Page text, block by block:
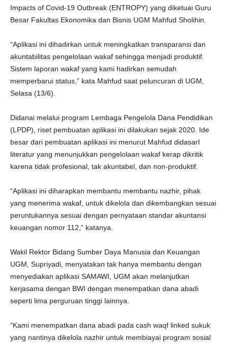
Impacts of Covid-19 Outbreak (ENTROPY) yang diketuai Guru
Besar Fakultas Ekonomika dan Bisnis UGM Mahfud Sholihin.
“Aplikasi ini dihadirkan untuk meningkatkan transparansi dan
akuntabilitas pengelolaan wakaf sehingga menjadi produktif.
Sistem laporan wakaf yang kami hadirkan semudah
memperbarui status,” kata Mahfud saat peluncuran di UGM,
Selasa (13/6).
Didanai melalui program Lembaga Pengelola Dana Pendidikan
(LPDP), riset pembuatan aplikasi ini dilakukan sejak 2020. Ide
besar dari pembuatan aplikasi ini menurut Mahfud didasarI
literatur yang menunjukkan pengelolaan wakaf kerap dikritik
karena tidak profesional, tak akuntabel, dan non-produktif.
“Aplikasi ini diharapkan membantu membantu nazhir, pihak
yang menerima wakaf, untuk dikelola dan dikembangkan sesuai
peruntukannya sesuai dengan pernyataan standar akuntansi
keuangan nomor 112,” katanya.
Wakil Rektor Bidang Sumber Daya Manusia dan Keuangan
UGM, Supriyadi, menyatakan tak hanya membantu dengan
menyediakan aplikasi SAMAWI, UGM akan melanjutkan
kerjasama dengan BWI dengan menempatkan dana abadi
seperti lima perguruan tinggi lainnya.
“Kami menempatkan dana abadi pada cash waqf linked sukuk
yang nantinya dikelola nazhir untuk membiayai program sosial